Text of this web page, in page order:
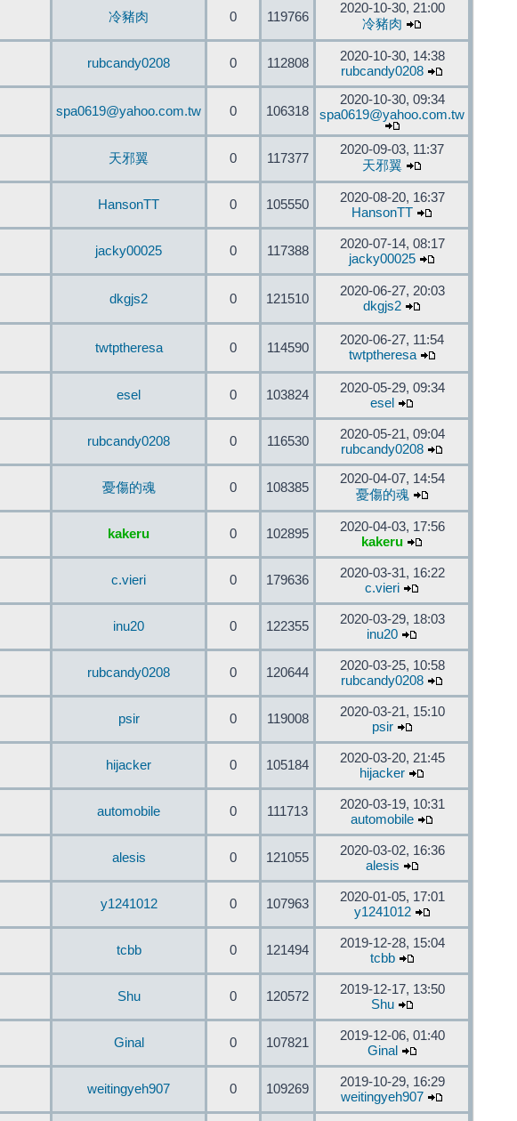
冷豬肉 0 119766
2020-10-30, 21:00
冷豬肉
rubcandy0208 0 112808
2020-10-30, 14:38
rubcandy0208
spa0619@yahoo.com.tw 0 106318
2020-10-30, 09:34
spa0619@yahoo.com.tw
天邪翼 0 117377
2020-09-03, 11:37
天邪翼
HansonTT 0 105550
2020-08-20, 16:37
HansonTT
jacky00025 0 117388
2020-07-14, 08:17
jacky00025
dkgjs2 0 121510
2020-06-27, 20:03
dkgjs2
twtptheresa 0 114590
2020-06-27, 11:54
twtptheresa
esel 0 103824
2020-05-29, 09:34
esel
rubcandy0208 0 116530
2020-05-21, 09:04
rubcandy0208
憂傷的魂 0 108385
2020-04-07, 14:54
憂傷的魂
kakeru 0 102895
2020-04-03, 17:56
kakeru
c.vieri 0 179636
2020-03-31, 16:22
c.vieri
inu20 0 122355
2020-03-29, 18:03
inu20
rubcandy0208 0 120644
2020-03-25, 10:58
rubcandy0208
psir 0 119008
2020-03-21, 15:10
psir
hijacker 0 105184
2020-03-20, 21:45
hijacker
automobile 0 111713
2020-03-19, 10:31
automobile
alesis 0 121055
2020-03-02, 16:36
alesis
y1241012 0 107963
2020-01-05, 17:01
y1241012
tcbb 0 121494
2019-12-28, 15:04
tcbb
Shu 0 120572
2019-12-17, 13:50
Shu
Ginal 0 107821
2019-12-06, 01:40
Ginal
weitingyeh907 0 109269
2019-10-29, 16:29
weitingyeh907